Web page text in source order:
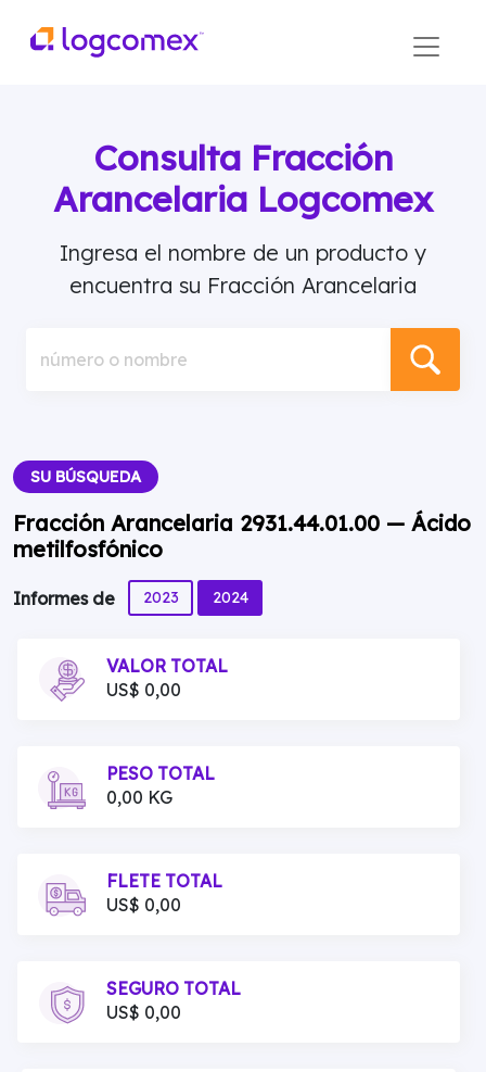
Consulta Fracción
Arancelaria Logcomex
Ingresa el nombre de un producto y
encuentra su Fracción Arancelaria
número o nombre
SU BÚSQUEDA
Fracción Arancelaria 2931.44.01.00 — Ácido
metilfosfónico
Informes de 2023 2024
VALOR TOTAL
US$ 0,00
PESO TOTAL
0,00 KG
FLETE TOTAL
US$ 0,00
SEGURO TOTAL
US$ 0,00